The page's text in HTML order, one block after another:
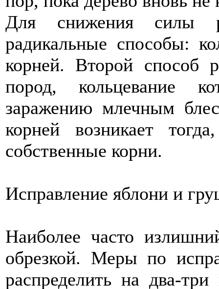
Для снижения силы
радикальные способы:
корней. Второй способ
пород, кольцевание
заражению млечным
корней возникает
собственные корни.
Исправление яблони и
Наиболее часто
обрезкой. Меры по
распределить на два-